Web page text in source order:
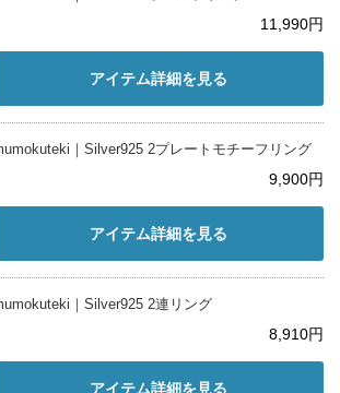
11,990円
アイテム詳細を見る
｜Silver925 2プレートモチーフリング
9,900円
アイテム詳細を見る
｜Silver925 2連リング
8,910円
アイテム詳細を見る